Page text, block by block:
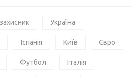
Україна
Іспанія Київ Євро
Футбол Італія